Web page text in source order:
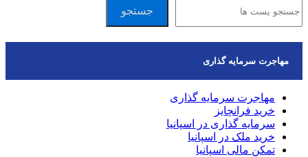
جستجو
مهاجرت سرمایه گذاری
مهاجرت سرمایه گذاری
خرید فرانچایز
سرمایه گذاری در اسپانیا
خرید ملک در اسپانیا
تمکن مالی اسپانیا